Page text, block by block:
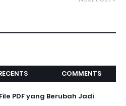
COMMENTS
PDF yang Berubah Jadi